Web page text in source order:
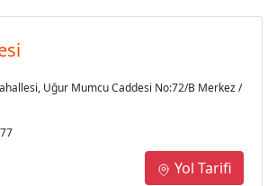
Uğur Mumcu Caddesi No:72/B Merkez /
Yol Tarifi